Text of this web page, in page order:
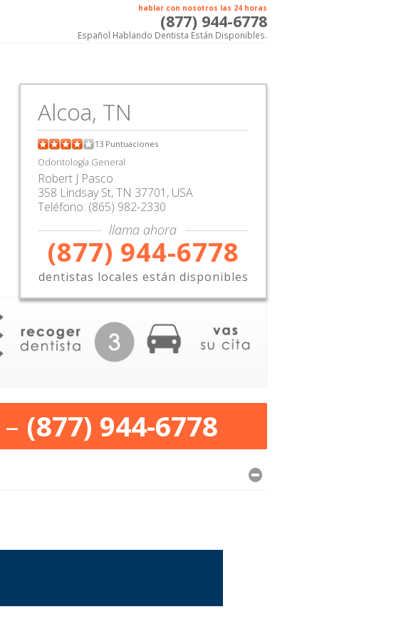
hablar con nosotros las 24 horas
(877) 944-6778
Español Hablando Dentista Están Disponibles.
Alcoa, TN
13 Puntuaciones
Odontología General
Robert J Pasco
358 Lindsay St,TN 37701, USA
Teléfono: (865) 982-2330
llama ahora
(877) 944-6778
dentistas locales están disponibles
– (877) 944-6778